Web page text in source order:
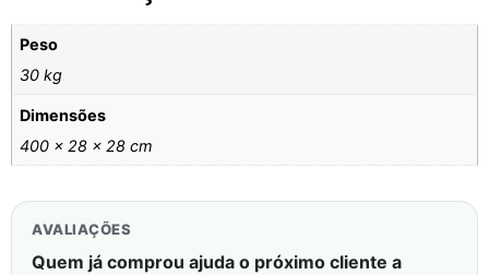
Peso
30 kg
Dimensões
400 × 28 × 28 cm
AVALIAÇÕES
Quem já comprou ajuda o próximo cliente a